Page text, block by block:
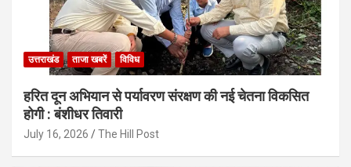
उत्तराखंड ताजा खबरें विविध
हरित दून अभियान से पर्यावरण संरक्षण की नई चेतना विकसित
होगी : बंशीधर तिवारी
July 16, 2026 The Hill Post